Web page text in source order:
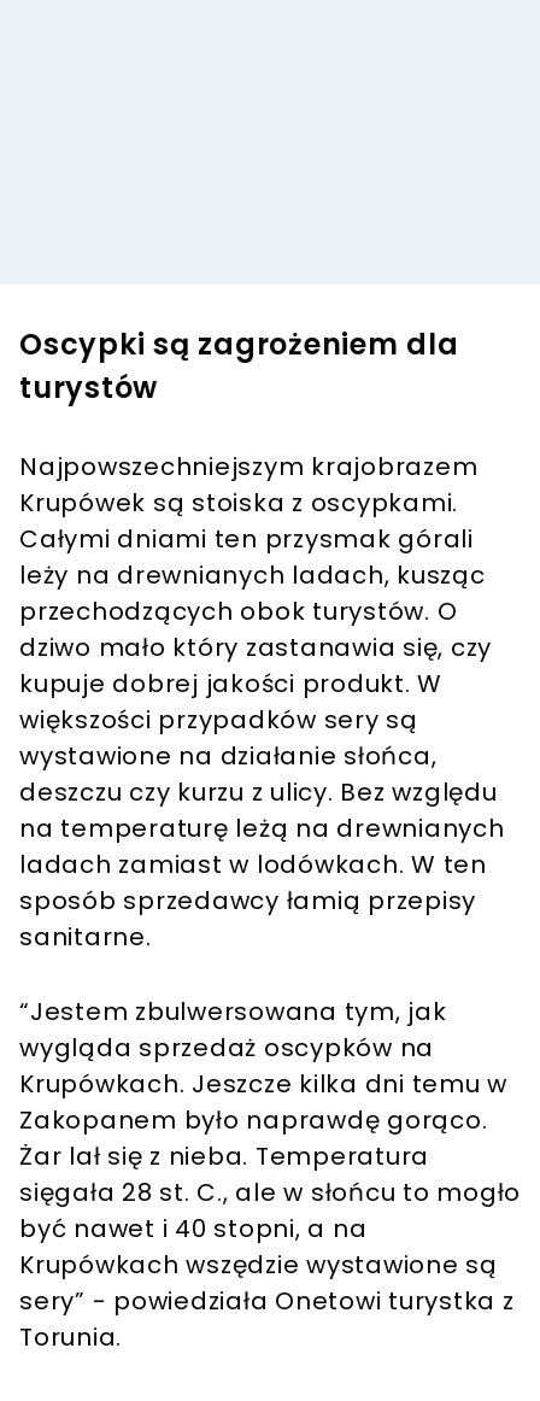
Oscypki są zagrożeniem dla
turystów
Najpowszechniejszym krajobrazem
Krupówek są stoiska z oscypkami.
Całymi dniami ten przysmak górali
leży na drewnianych ladach, kusząc
przechodzących obok turystów. O
dziwo mało który zastanawia się, czy
kupuje dobrej jakości produkt. W
większości przypadków sery są
wystawione na działanie słońca,
deszczu czy kurzu z ulicy. Bez względu
na temperaturę leżą na drewnianych
ladach zamiast w lodówkach. W ten
sposób sprzedawcy łamią przepisy
sanitarne.
“Jestem zbulwersowana tym, jak
wygląda sprzedaż oscypków na
Krupówkach. Jeszcze kilka dni temu w
Zakopanem było naprawdę gorąco.
Żar lał się z nieba. Temperatura
sięgała 28 st. C., ale w słońcu to mogło
być nawet i 40 stopni, a na
Krupówkach wszędzie wystawione są
sery” - powiedziała Onetowi turystka z
Torunia.